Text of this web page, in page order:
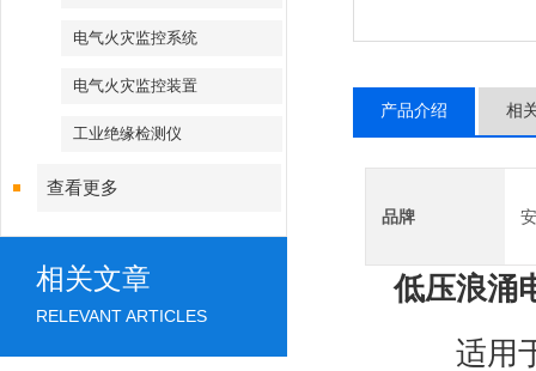
电气火灾监控系统
电气火灾监控装置
工业绝缘检测仪
查看更多
相关文章
RELEVANT ARTICLES
产品介绍 相
品牌
低压浪涌
适用于